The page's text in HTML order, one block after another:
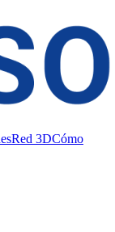
Red 3DCómo